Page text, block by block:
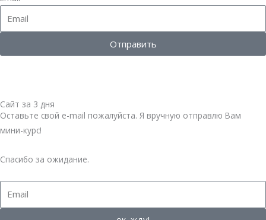
Отправить
Сайт за 3 дня
Оставьте свой е-mail пожалуйста. Я вручную отправлю Вам
мини-курс!
Спасибо за ожидание.